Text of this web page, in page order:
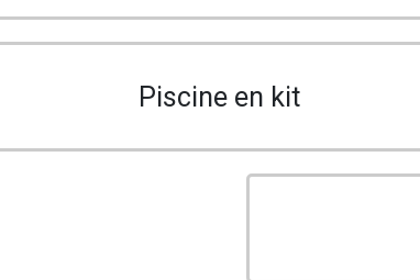
Piscine en kit